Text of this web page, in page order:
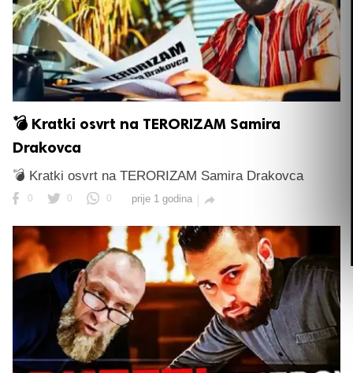
💣 Kratki osvrt na TERORIZAM Samira
Drakovca
💣 Kratki osvrt na TERORIZAM Samira Drakovca
0 0 0 prije 1 godina 